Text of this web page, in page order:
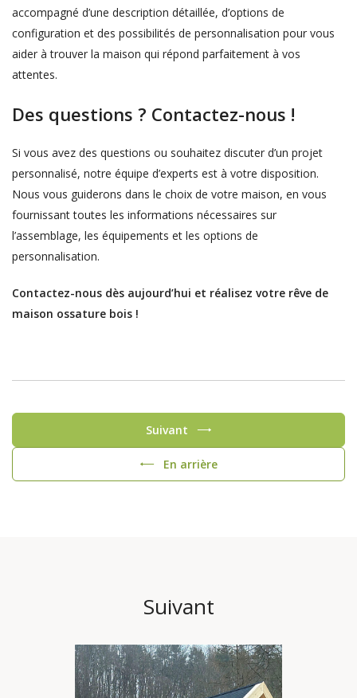
accompagné d’une description détaillée, d’options de
configuration et des possibilités de personnalisation pour vous
aider à trouver la maison qui répond parfaitement à vos
attentes.
Des questions ? Contactez-nous !
Si vous avez des questions ou souhaitez discuter d’un projet
personnalisé, notre équipe d’experts est à votre disposition.
Nous vous guiderons dans le choix de votre maison, en vous
fournissant toutes les informations nécessaires sur
l’assemblage, les équipements et les options de
personnalisation.
Contactez-nous dès aujourd’hui et réalisez votre rêve de
maison ossature bois !
En arrière
Suivant
Suivant